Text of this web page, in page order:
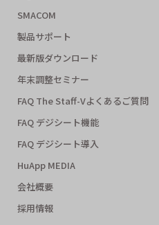
SMACOM
製品サポート
最新版ダウンロード
年末調整セミナー
FAQ The Staff-Vよくあるご質問
FAQ デジシート機能
FAQ デジシート導入
HuApp MEDIA
会社概要
採用情報